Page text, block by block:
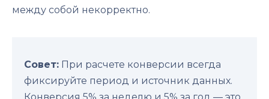
между собой некорректно.
Совет: При расчете конверсии всегда
фиксируйте период и источник данных.